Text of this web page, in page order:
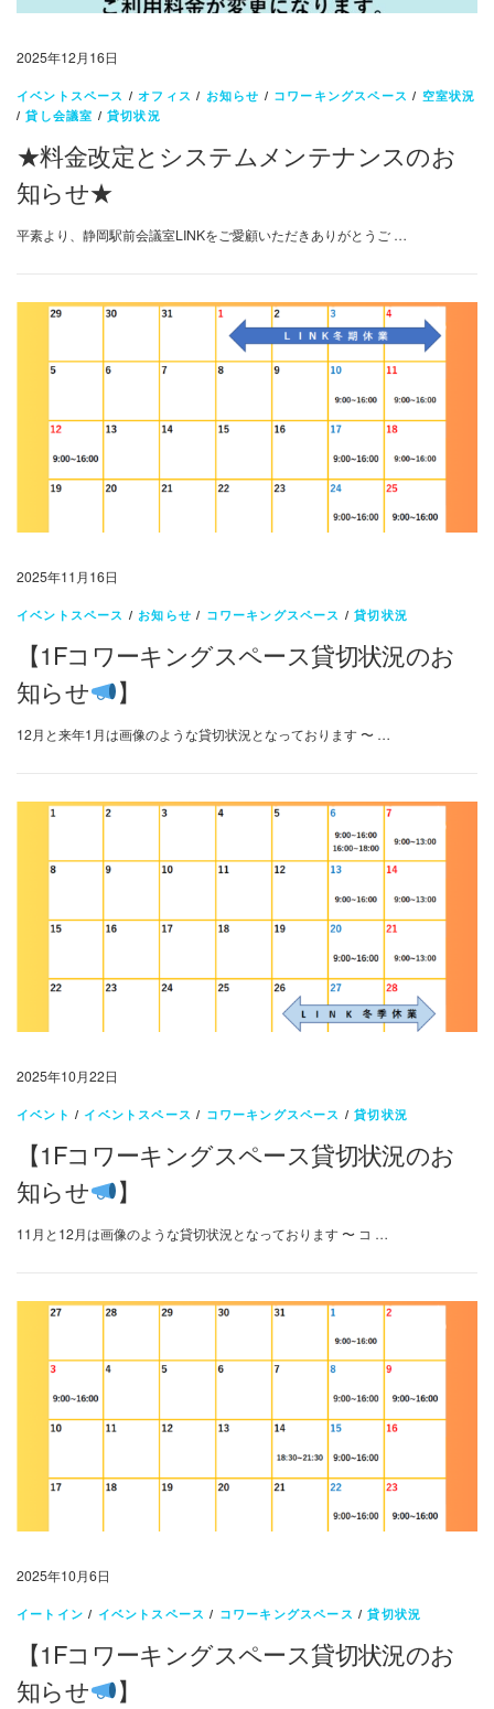
2025年12月16日
イベントスペース /オフィス / お知らせ / コワーキングスペース / 空室状況
/貸し会議室 /貸切状況
★料金改定とシステムメンテナンスのお
知らせ★
平素より、静岡駅前会議室LINKをご愛顧いただきありがとうご …
2025年11月16日
イベントスペース /お知らせ / コワーキングスペース /貸切状況
【1Fコワーキングスペース貸切状況のお
知らせ
】
12月と来年1月は画像のような貸切状況となっております 〜 …
2025年10月22日
イベント /イベントスペース / コワーキングスペース /貸切状況
【1Fコワーキングスペース貸切状況のお
知らせ
】
11月と12月は画像のような貸切状況となっております 〜 コ …
2025年10月6日
イートイン / イベントスペース / コワーキングスペース /貸切状況
【1Fコワーキングスペース貸切状況のお
知らせ
】